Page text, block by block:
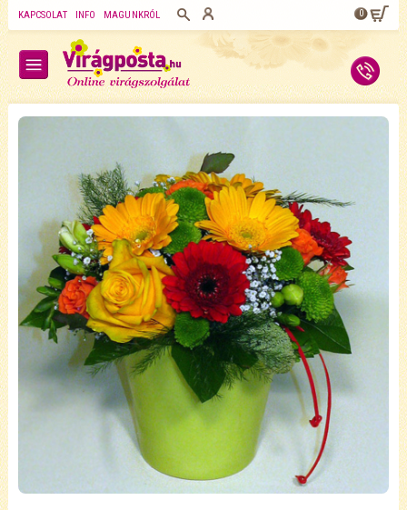
KAPCSOLAT INFO MAGUNKRÓL 0